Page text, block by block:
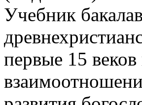
Учебник
первые 15